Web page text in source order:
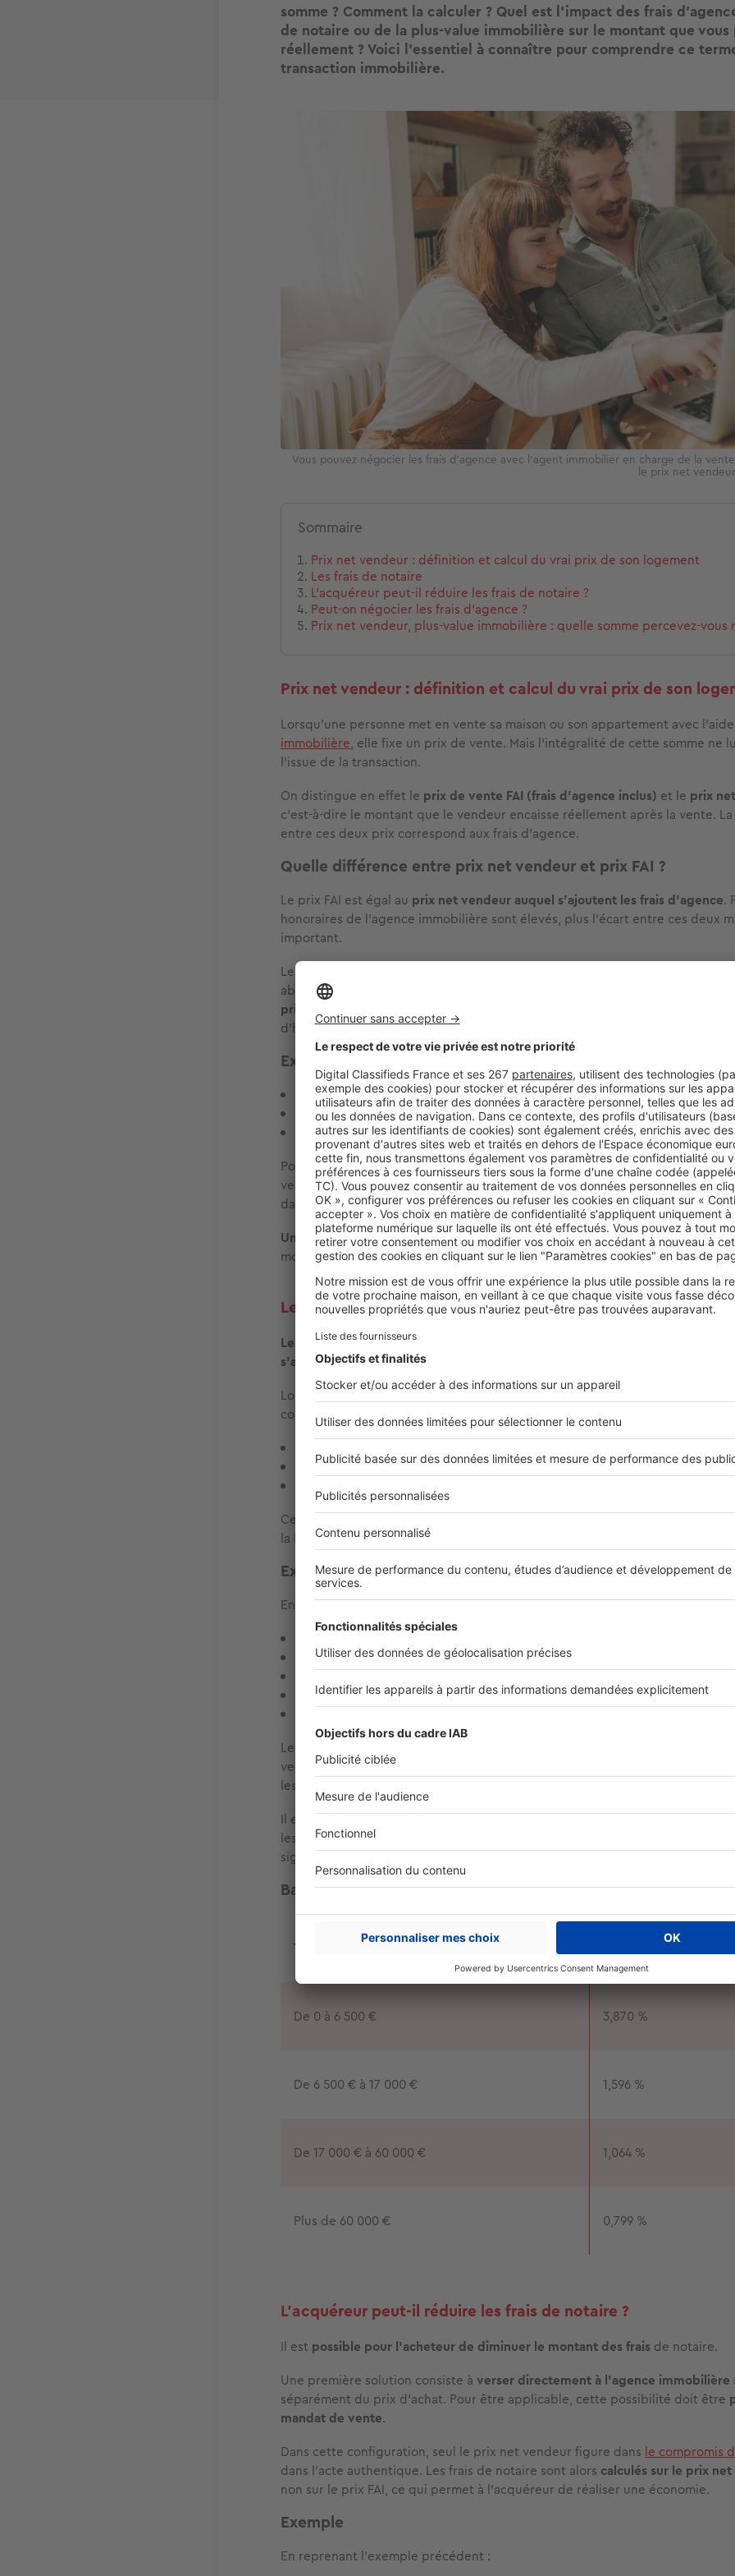
somme ? Comment la calculer ? Quel est l'impact des frais
de notaire ou de la plus-value immobilière sur le montant que vous
réellement ? Voici l'essentiel à connaître pour comprendre ce
transaction immobilière.
Vous pouvez négocier les frais d'agence avec l'agent immobilier en charge de la
le prix net
Sommaire
Prix net vendeur : définition et calcul du vrai prix de son logement
Les frais de notaire
L'acquéreur peut-il réduire les frais de notaire ?
Peut-on négocier les frais d'agence ?
Prix net vendeur, plus-value immobilière : quelle somme percevez-vous
Prix net vendeur : définition et calcul du vrai prix de son
Lorsqu'une personne met en vente sa maison ou son appartement avec
immobilière, elle fixe un prix de vente. Mais l'intégralité de cette somme ne
l'issue de la transaction.
On distingue en effet le prix de vente FAI (frais d'agence inclus) et le prix
c'est-à-dire le montant que le vendeur encaisse réellement après la vente.
entre ces deux prix correspond aux frais d'agence.
Quelle différence entre prix net vendeur et prix FAI ?
Le prix FAI est égal au prix net vendeur auquel s'ajoutent les frais d'agence.
honoraires de l'agence immobilière sont élevés, plus l'écart entre ces deux
important.
Les frais d'agence correspondent à la rémunération de l'agent immobilier
aboutit. Ils ne sont pas encadrés par la loi et représentent généralement
prix net vendeur
d'honoraires compris entre5 000 et 6 000 €
Exemple de calcul du prix net vendeur
Prix net vendeur :200 000 €
Frais d'agence :6 % , soit12 000 €
Prix FAI affiché dans l'annonce :212 000 €
Pour réaliser une bonne estimation immobilière, il est essentiel de partir du
vendeur souhaité, puis d'y ajouter les frais d'agence afin d'obtenir le prix FAI
dans les annonces.
Un acquéreur potentiel consulte toujours le prix FAI. Il doit donc avoir
montant comprend également la rémunération de l'agence immobilière.
Les frais de notaire
Les frais d'acte, souvent
s'ajoutent au prix FAI.
Lors de la signature du compromis de vente, le coût total supporté par
comprend :
les frais d'agence ;
Ces frais représentent généralement7 à 8 % du prix du bien immobilieret
la base du prix FAI.
Exemple de calcul
En reprenant l'exemple précédent :
200 000 €
Frais d'agence (6 %) :12 000 €
Prix FAI :212 000 €
Frais de notaire (7 %) :14 840 €
Le notaire joue
. Il sécurise
vente, vérifie les titres de propriété, procède aux formalités de publicité
les éventuels droits de préemption.
Il encaisse également les frais d'acte lors de la signature de l'acte
les fonds au vendeur dans un délai généralement compris entre
signature.
Barème des émoluments du notaire depuis janvier 2021
Tranche Taux applicable
De 0 à 6 500 € 3,870 %
De 6 500 € à 17 000 € 1,596 %
De 17 000 € à 60 000 € 1,064 %
Plus de 60 000 € 0,799 %
L'acquéreur peut-il réduire les frais de notaire ?
Il est possible pour l'acheteur de diminuer le montant des frais de notaire.
Une première solution consiste à verser directement à l'agence immobilière
séparément du prix d'achat. Pour être applicable, cette possibilité doit être
mandat de vente.
Dans cette configuration, seul le prix net vendeur figure dans le compromis
dans l'acte authentique. Les frais de notaire sont alors calculés sur le prix
non sur le prix FAI, ce qui permet à l'acquéreur de réaliser une économie.
Exemple
En reprenant l'exemple précédent :